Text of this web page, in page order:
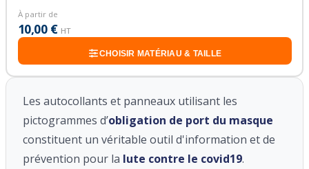
À partir de
10,00 € HT
CHOISIR MATÉRIAU & TAILLE
Les autocollants et panneaux utilisant les
pictogrammes d’obligation de port du masque
constituent un véritable outil d'information et de
prévention pour la lute contre le covid19.